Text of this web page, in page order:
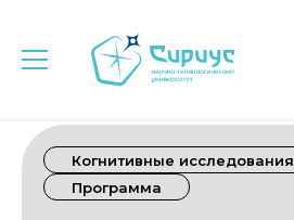
Когнитивные исследования
Программа